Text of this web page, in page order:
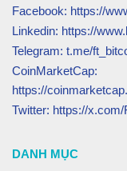
Facebook: https://
Linkedin: https://
Telegram: t.me/
CoinMarketCap:
https://
Twitter: https://
DANH MỤC